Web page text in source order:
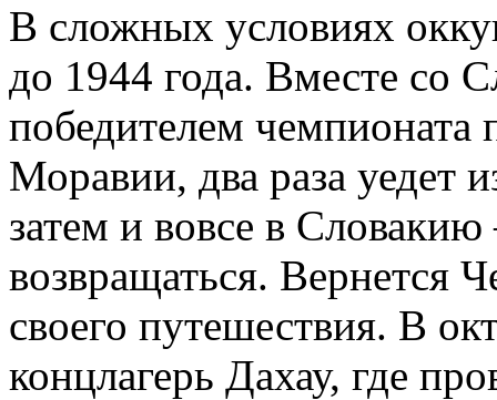
В сложных условиях
до 1944 года. Вместе со
победителем чемпионата
Моравии, два раза уедет
затем и вовсе в
возвращаться. Вернется
своего путешествия. В
концлагерь Дахау, где